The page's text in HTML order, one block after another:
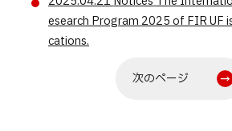
esearch Program 2025 of FIR UF
cations.
次のページ